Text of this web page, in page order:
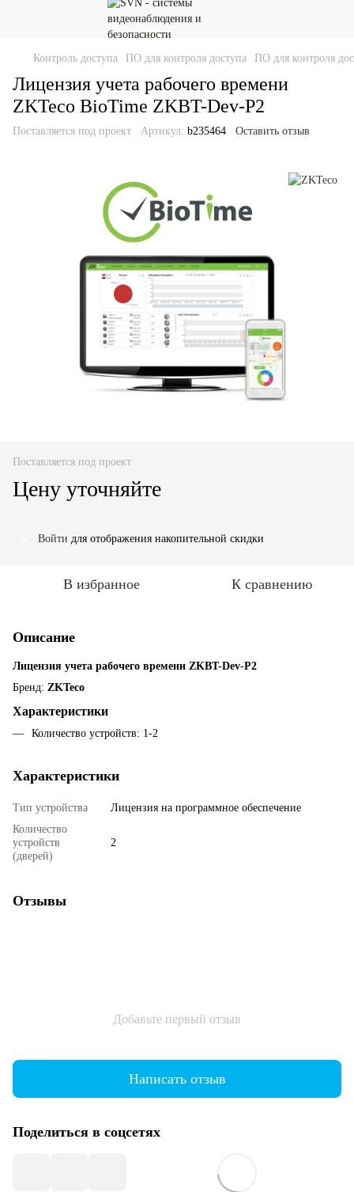
Контроль доступа ПО для контроля доступа ПО для контроля
Лицензия учета рабочего времени
ZKTeco BioTime ZKBT-Dev-P2
Поставляется под проект Артикул: b235464 Оставить отзыв
Поставляется под проект
Цену уточняйте
Войти для отображения накопительной скидки
В избранное К сравнению
Описание
Лицензия учета рабочего времени ZKBT-Dev-P2
Бренд: ZKTeco
Характеристики
Количество устройств: 1-2
Характеристики
Тип устройства
Лицензия на программное обеспечение
Количество
устройств
(дверей)
2
Отзывы
Добавьте первый отзыв
Написать отзыв
Поделиться в соцсетях